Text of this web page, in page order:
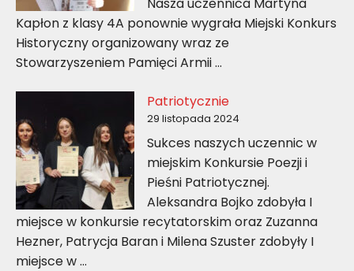
Kapłon z klasy 4A ponownie wygrała Miejski Konkurs
Historyczny organizowany wraz ze
Stowarzyszeniem Pamięci Armii …
Patriotycznie
29 listopada 2024
Sukces naszych uczennic w
miejskim Konkursie Poezji i
Pieśni Patriotycznej.
Aleksandra Bojko zdobyła I
miejsce w konkursie recytatorskim oraz Zuzanna
Hezner, Patrycja Baran i Milena Szuster zdobyły I
miejsce w …